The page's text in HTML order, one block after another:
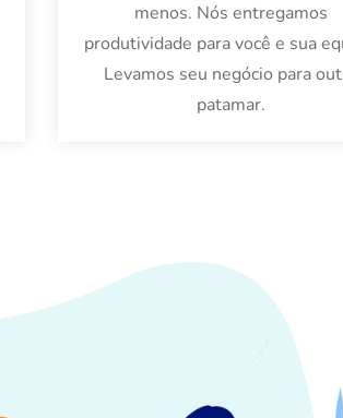
menos. Nós entregamos
produtividade para você e sua
Levamos seu negócio para
patamar.